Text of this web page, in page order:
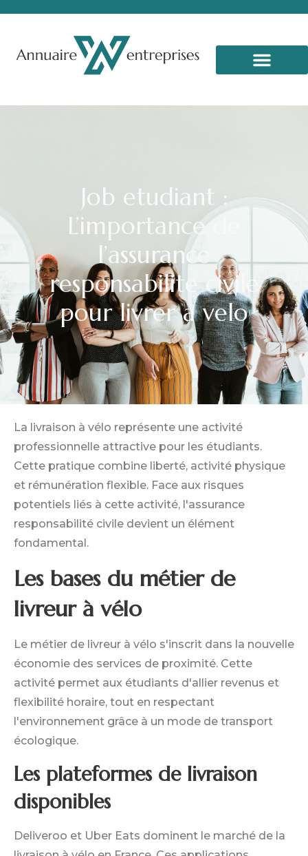
Job etudiant :
L’importance de
l’assurance
responsabilite civile
pour livrer a velo
La livraison à vélo représente une activité
professionnelle attractive pour les étudiants.
Cette pratique combine liberté, activité physique
et rémunération flexible. Face aux risques
potentiels liés à cette activité, l'assurance
responsabilité civile devient un élément
fondamental.
Les bases du métier de
livreur à vélo
Le métier de livreur à vélo s'inscrit dans la nouvelle
économie des services de proximité. Cette
activité permet aux étudiants d'allier revenus et
flexibilité horaire, tout en respectant
l'environnement grâce à un mode de transport
écologique.
Les plateformes de livraison
disponibles
Deliveroo et Uber Eats dominent le marché de la